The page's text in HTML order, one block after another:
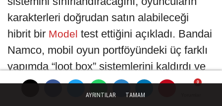
karakterleri doğrudan satın alabileceği
hibrit bir Model test ettiğini açıkladı. Bandai
Namco, mobil oyun portföyündeki üç farklı
yapımda “loot box” sistemlerini kaldırdı ve
bunun yerine “direct unlock” (doğrudan
açılabilir içerik) modeline geçti. EA, FIFA
AYRINTILAR TAMAM